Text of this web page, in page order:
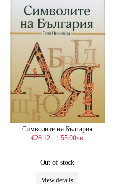
Символите на България
€28.12
55.00лв.
Out of stock
View details